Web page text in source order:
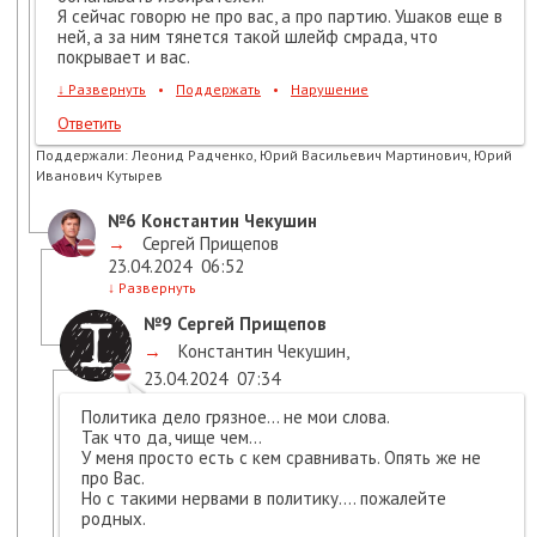
Я сейчас говорю не про вас, а про партию. Ушаков еще в
ней, а за ним тянется такой шлейф смрада, что
покрывает и вас.
↓ Развернуть • Поддержать • Нарушение
Ответить
Поддержали: Леонид Радченко, Юрий Васильевич Мартинович, Юрий
Иванович Кутырев
№6 Константин Чекушин
→
Сергей Прищепов
23.04.2024 06:52
↓ Развернуть
№9 Сергей Прищепов
→
Константин Чекушин
23.04.2024 07:34
Политика дело грязное... не мои слова.
Так что да, чище чем...
У меня просто есть с кем сравнивать. Опять же не
про Вас.
Но с такими нервами в политику.... пожалейте
родных.